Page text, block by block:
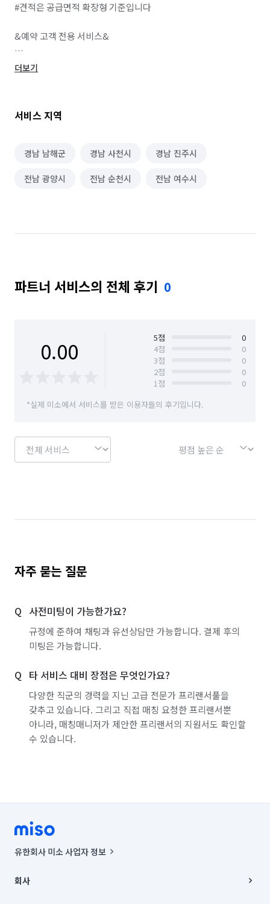
#견적은 공급면적 확장형 기준입니다
&예약 고객 전용 서비스&
# 고온 스팀 & 살균 소독 서비스
# 피톤치드 항균 연무 서비스
SD클린은 모든 작업 과정을 🔥실시간🔥으로 고객님께 전송/
                   *&필독&*
#투입인원?: 2~3명
-생활공간: 몰딩먼지/조명커버 청소/ 붙박이장 청소/  콘센트 청소
-욕실&화장실: 거울/세면대,욕조,바닥,환풍기 등 묵은때 제거
-주방: 후드필터&기름때 제거/수납 공간의 탈거 청소/ 살균소독/
-베란다: 바닥찌든때/창틀먼지/배수구 스팀 살균소독
*청소가 끝난 후 미흡한 부분이 발견될 시 즉시 수정 청소나
2일이내  A/S 요청시 즉시 처리해 드립니다 걱정마시고 믿고
       #작업중 채팅 상담은 어렵습니다#
         *SD클린  *010-5834-6624*
더보기
서비스 지역
경남 남해군 경남 사천시 경남 진주시
전남 광양시 전남 순천시 전남 여수시
파트너 서비스의 전체 후기 0
0.00 5점
0
4점
0
3점
0
2점
0
1점
0
*실제 미소에서 서비스를 받은 이용자들의 후기입니다.
자주 묻는 질문
사전미팅이 가능한가요?
규정에 준하여 채팅과 유선상담만 가능합니다. 결제 후의
미팅은 가능합니다.
타 서비스 대비 장점은 무엇인가요?
다양한 직군의 경력을 지닌 고급 전문가 프리랜서풀을
갖추고 있습니다. 그리고 직접 매칭 요청한 프리랜서뿐
아니라, 매칭매니저가 제안한 프리랜서의 지원서도 확인할
수 있습니다.
유한회사 미소 사업자 정보
00019 |
회사